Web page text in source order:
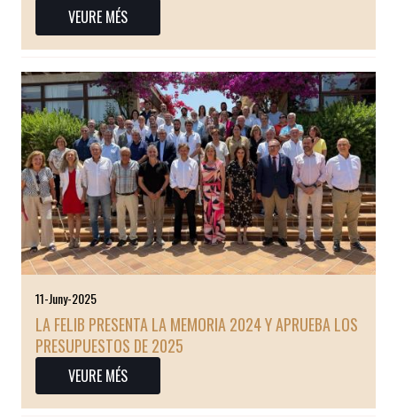
VEURE MÉS
11-Juny-2025
LA FELIB PRESENTA LA MEMORIA 2024 Y APRUEBA LOS
PRESUPUESTOS DE 2025
VEURE MÉS